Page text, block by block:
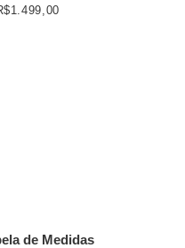
de Medidas